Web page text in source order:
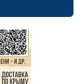
erid: 2SDnjdPjgYS